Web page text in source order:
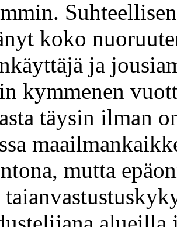
koko
ja
kymmenen
täysin ilman
mutta